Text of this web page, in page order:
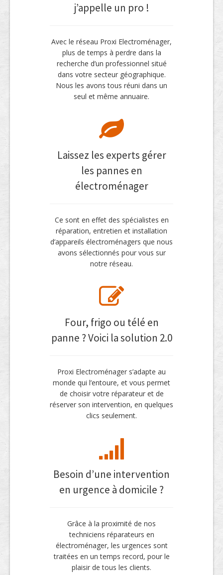
j’appelle un pro !
Avec le réseau Proxi Electroménager,
plus de temps à perdre dans la
recherche d’un professionnel situé
dans votre secteur géographique.
Nous les avons tous réuni dans un
seul et même annuaire.
Laissez les experts gérer
les pannes en
électroménager
Ce sont en effet des spécialistes en
réparation, entretien et installation
d’appareils électroménagers que nous
avons sélectionnés pour vous sur
notre réseau.
Four, frigo ou télé en
panne ? Voici la solution 2.0
Proxi Electroménager s’adapte au
monde qui l’entoure, et vous permet
de choisir votre réparateur et de
réserver son intervention, en quelques
clics seulement.
Besoin d’une intervention
en urgence à domicile ?
Grâce à la proximité de nos
techniciens réparateurs en
électroménager, les urgences sont
traitées en un temps record, pour le
plaisir de tous les clients.